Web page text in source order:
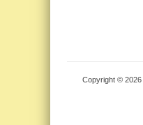
Copyright © 2026